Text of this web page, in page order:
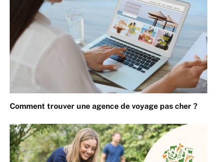
Comment trouver une agence de voyage pas cher ?